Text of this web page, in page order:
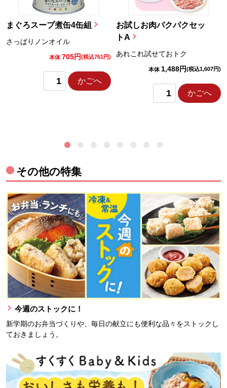
まぐろスープ煮缶4缶組
さっぱりノンオイル
本体 705円(税込761円)
かごへ
お試しお肉パクパクセッ
トA
あれこれ試せておトク
本体 1,488円(税込1,607円)
かごへ
その他の特集
今週のストックに！
新学期のお弁当づくりや、毎日の献立にも便利な品々をストックし
ておきましょう。